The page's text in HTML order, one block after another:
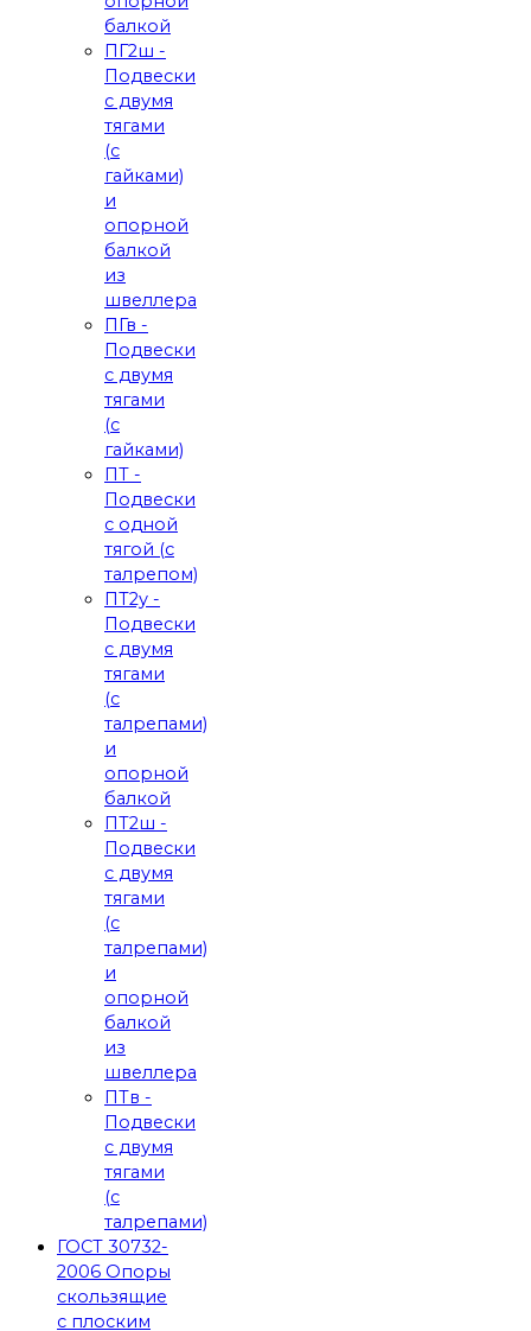
балкой
ПГ2ш -
Подвески
с двумя
тягами
(с
гайками)
и
опорной
балкой
из
швеллера
ПГв -
Подвески
с двумя
тягами
(с
гайками)
ПТ -
Подвески
с одной
тягой (с
талрепом)
ПТ2у -
Подвески
с двумя
тягами
(с
талрепами)
и
опорной
балкой
ПТ2ш -
Подвески
с двумя
тягами
(с
талрепами)
и
опорной
балкой
из
швеллера
ПТв -
Подвески
с двумя
тягами
(с
талрепами)
ГОСТ 30732-
2006 Опоры
скользящие
с плоским